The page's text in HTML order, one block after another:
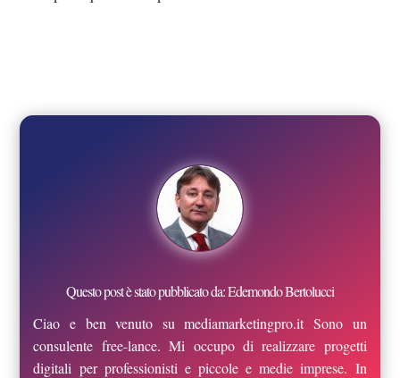
Questo post è stato pubblicato da: Edemondo Bertolucci
Ciao e ben venuto su mediamarketingpro.it Sono un
consulente free-lance. Mi occupo di realizzare progetti
digitali per professionisti e piccole e medie imprese. In